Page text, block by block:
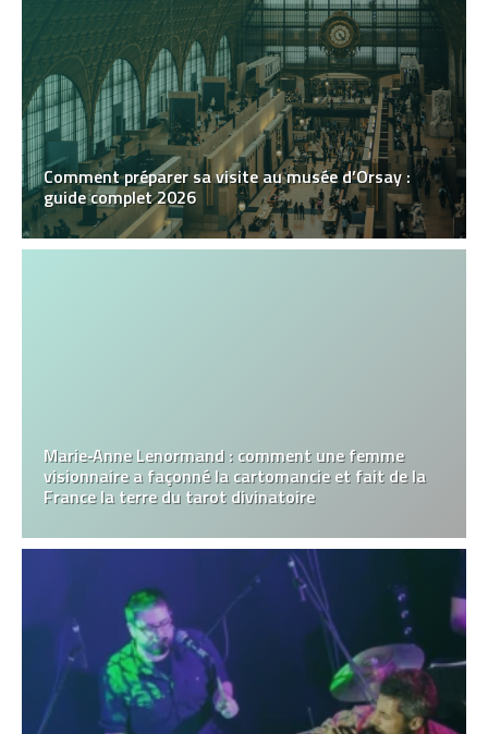
Comment préparer sa visite au musée d’Orsay :
guide complet 2026
Marie‑Anne Lenormand : comment une femme
visionnaire a façonné la cartomancie et fait de la
France la terre du tarot divinatoire